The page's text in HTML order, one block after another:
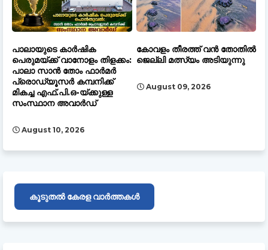
പാലായുടെ കാർഷിക
പെരുമയ്ക്ക് വാനോളം തിളക്കം:
പാലാ സാൻ തോം ഫാർമർ
പ്രൊഡ്യൂസർ കമ്പനിക്ക്
മികച്ച എഫ്.പി.ഒ-യ്ക്കുള്ള
സംസ്ഥാന അവാർഡ്
August 10, 2026
കോവളം തീരത്ത് വൻ തോതിൽ
ജെല്ലി മത്സ്യം അടിയുന്നു
August 09, 2026
കൂടുതൽ കേരള വാർത്തകൾ